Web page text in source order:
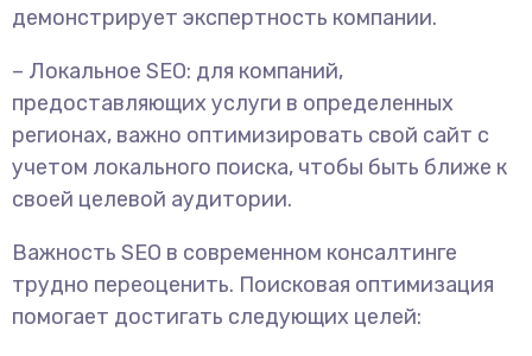
демонстрирует экспертность компании.
– Локальное SEO: для компаний,
предоставляющих услуги в определенных
регионах, важно оптимизировать свой сайт с
учетом локального поиска, чтобы быть ближе к
своей целевой аудитории.
Важность SEO в современном консалтинге
трудно переоценить. Поисковая оптимизация
помогает достигать следующих целей: